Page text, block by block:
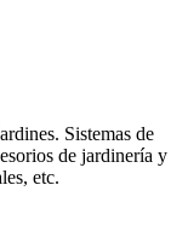
Sistemas de
de jardinería y
etc.